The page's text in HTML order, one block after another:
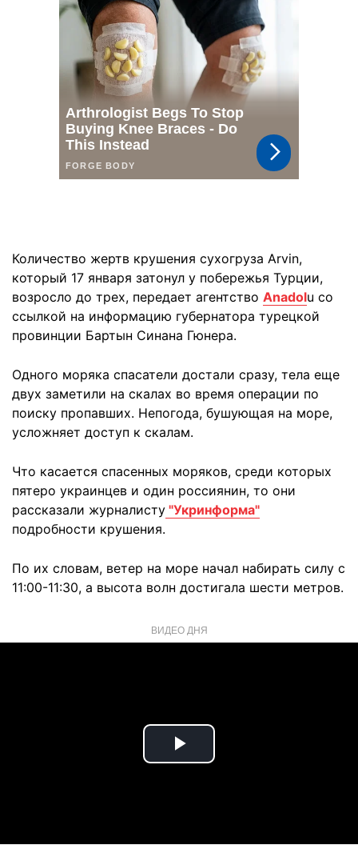
Количество жертв крушения сухогруза Arvin,
который 17 января затонул у побережья Турции,
возросло до трех, передает агентство Anadolu со
ссылкой на информацию губернатора турецкой
провинции Бартын Синана Гюнера.
Одного моряка спасатели достали сразу, тела еще
двух заметили на скалах во время операции по
поиску пропавших. Непогода, бушующая на море,
усложняет доступ к скалам.
Что касается спасенных моряков, среди которых
пятеро украинцев и один россиянин, то они
рассказали журналисту "Укринформа"
подробности крушения.
По их словам, ветер на море начал набирать силу с
11:00-11:30, а высота волн достигала шести метров.
ВИДЕО ДНЯ
Play